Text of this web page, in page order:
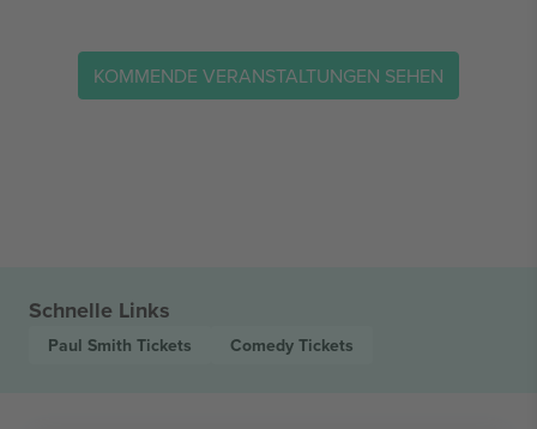
KOMMENDE VERANSTALTUNGEN SEHEN
Schnelle Links
Paul Smith Tickets Comedy Tickets